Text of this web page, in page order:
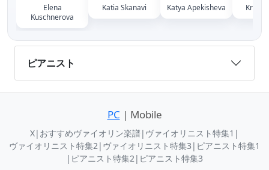
Elena
Kuschnerova
Katia Skanavi Katya Apekisheva
ピアニスト
PC | Mobile
X| おすすめヴァイオリン楽譜| ヴァイオリニスト特集1 |
ヴァイオリニスト特集2| ヴァイオリニスト特集3 | ピアニスト特集1
| ピアニスト特集2| ピアニスト特集3